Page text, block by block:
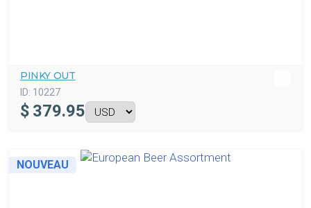
PINKY OUT
ID: 10227
$ 379.95
NOUVEAU